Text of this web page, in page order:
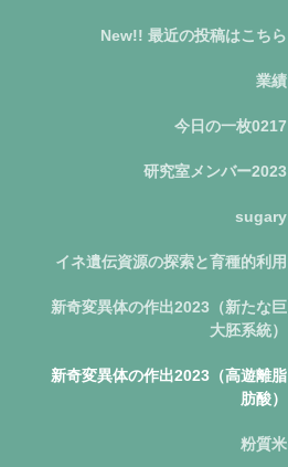
New!! 最近の投稿はこちら
業績
今日の一枚0217
研究室メンバー2023
sugary
イネ遺伝資源の探索と育種的利用
新奇変異体の作出2023（新たな巨
大胚系統）
新奇変異体の作出2023（高遊離脂
肪酸）
粉質米